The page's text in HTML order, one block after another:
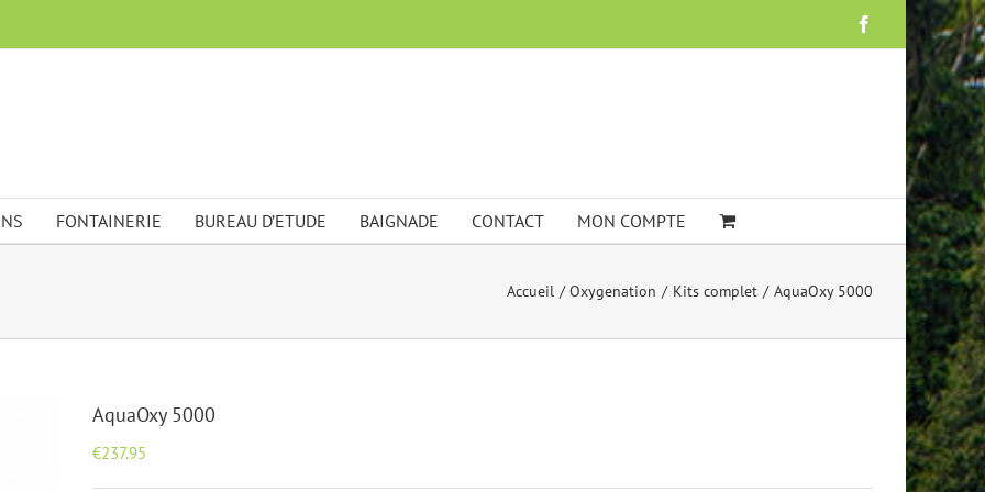
Facebook
FONTAINERIE BUREAU D’ETUDE BAIGNADE CONTACT MON COMPTE
Accueil Oxygenation Kits complet AquaOxy 5000
AquaOxy 5000
€237.95